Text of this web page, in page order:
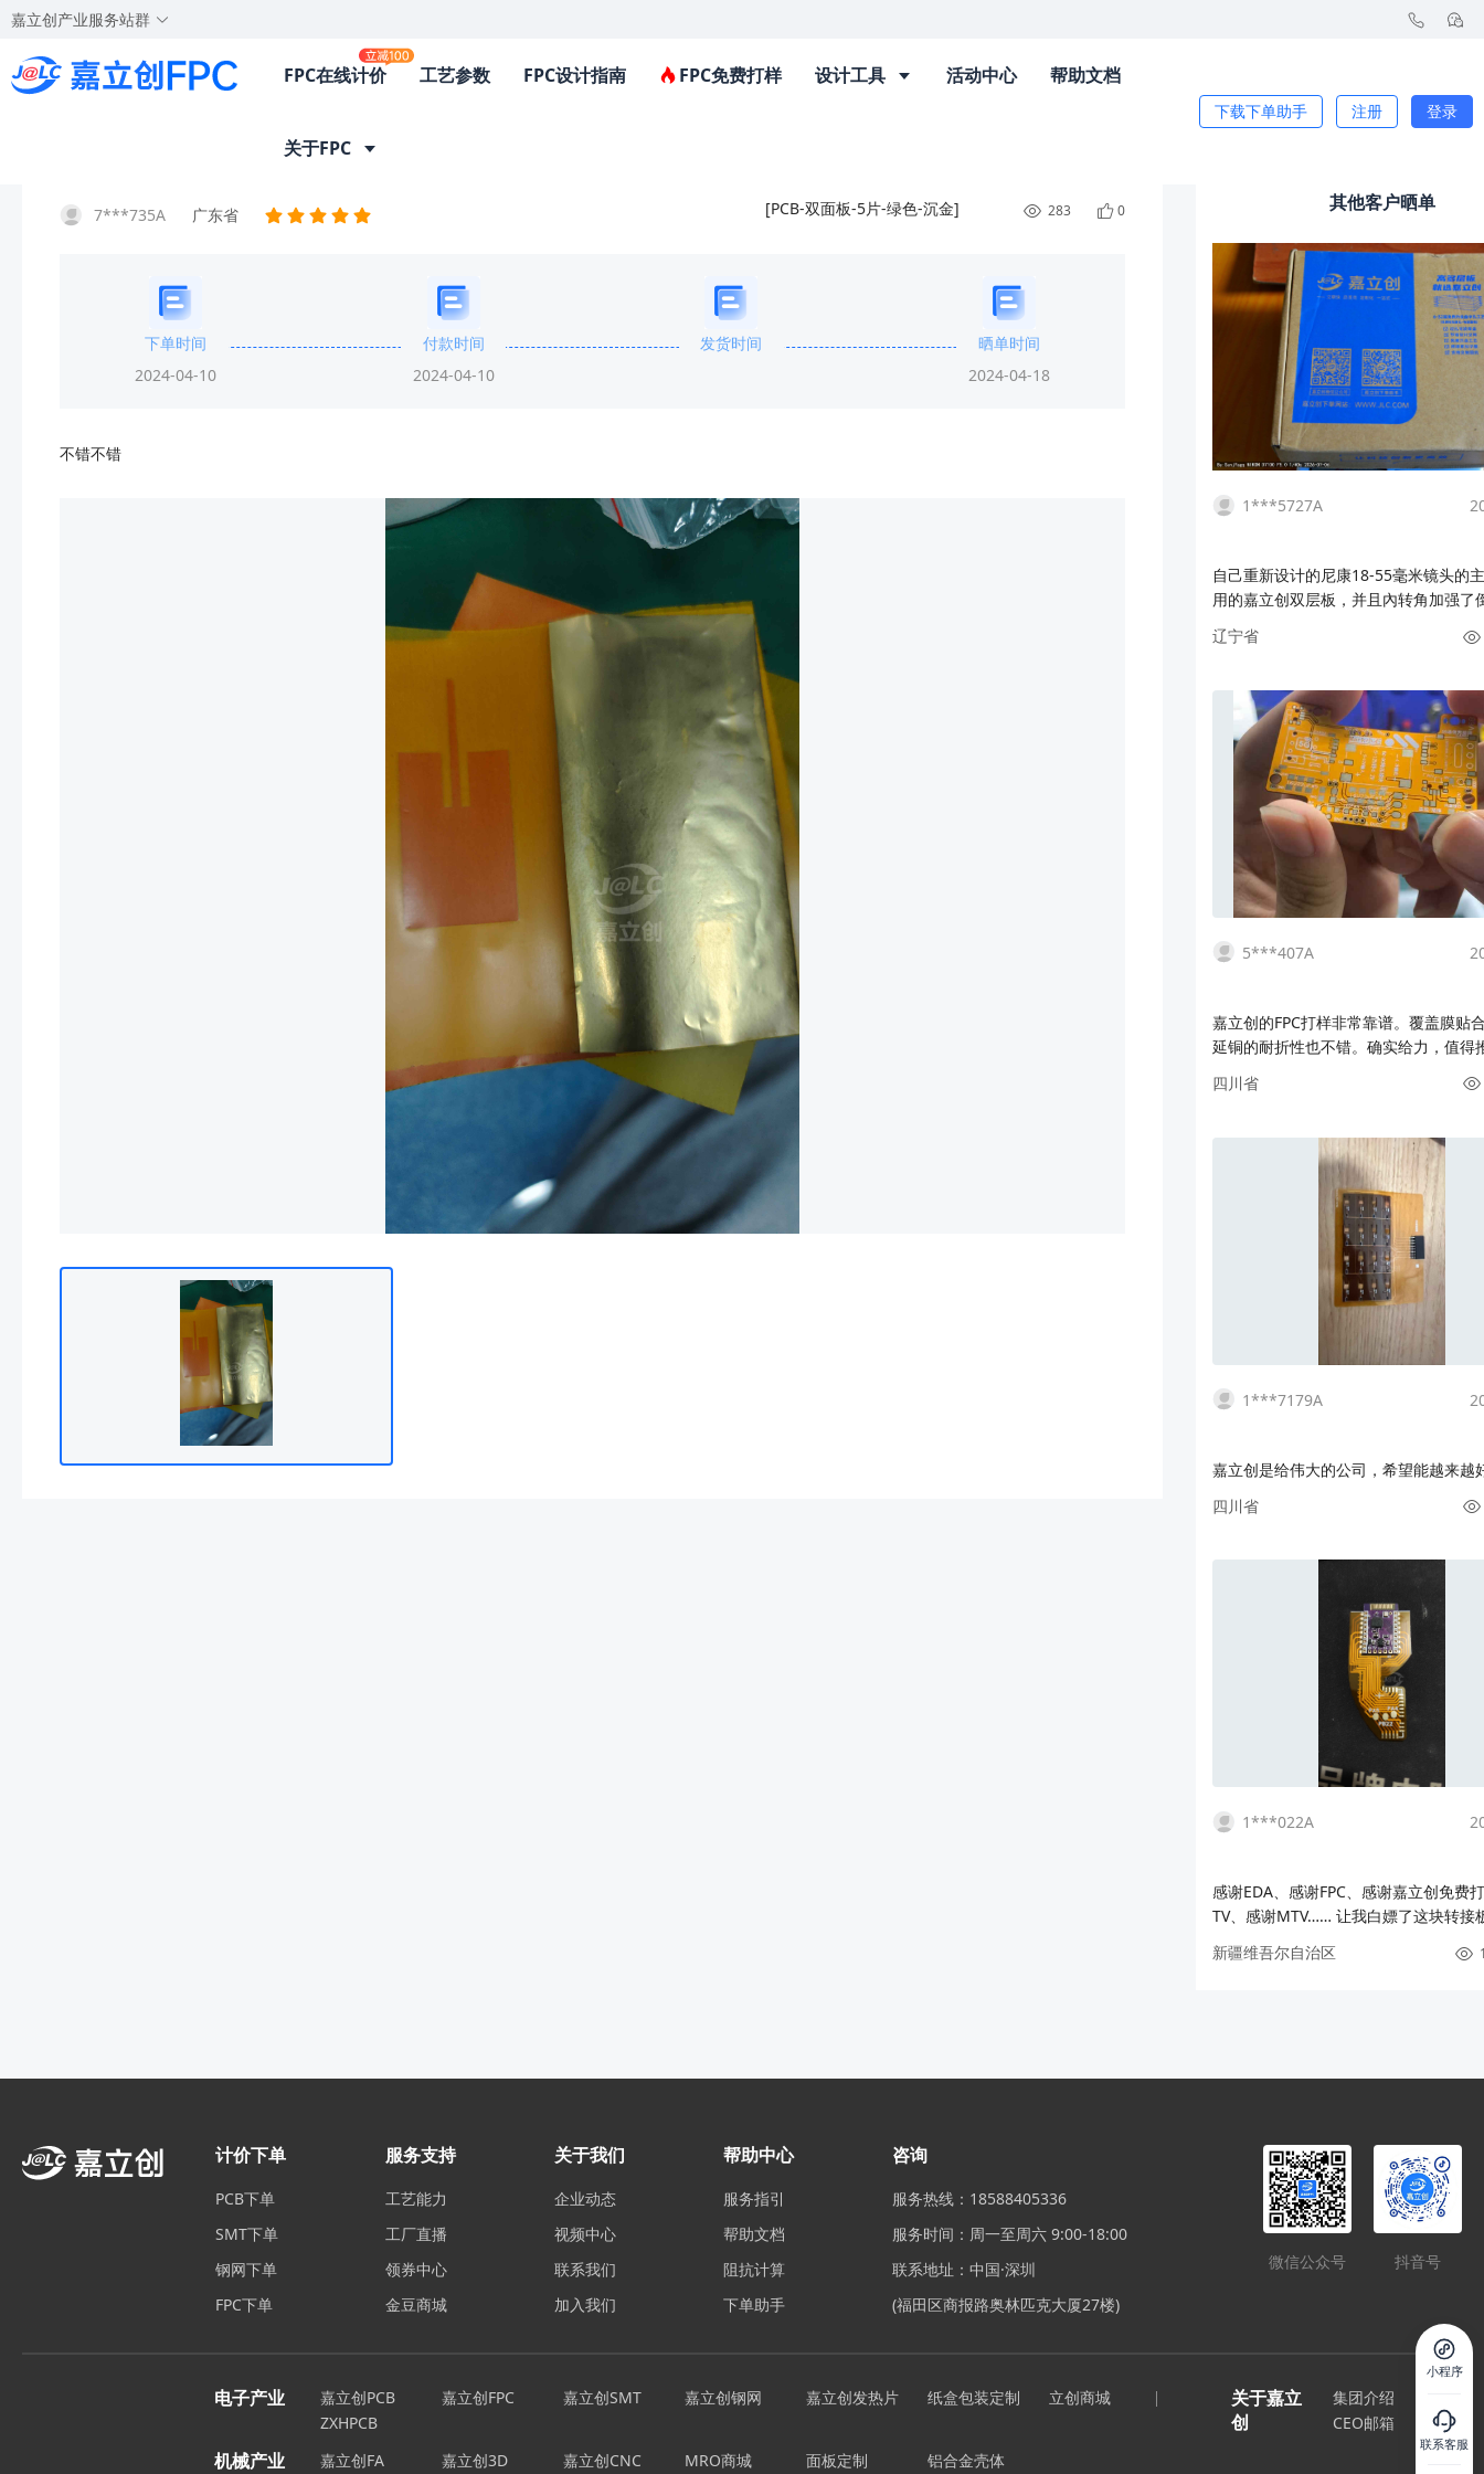
嘉立创产业服务站群
FPC在线计价 工艺参数 FPC设计指南 FPC免费打样 设计工具 活动中心 帮助文档
关于FPC
下载下单助手 注册 登录
小程序
联系客服
7***735A 广东省 [PCB-双面板-5片-绿色-沉金] 283 0
下单时间
2024-04-10
付款时间
2024-04-10
发货时间
晒单时间
2024-04-18
不错不错
其他客户晒单
1***5727A
自己重新设计的尼康18-55毫米镜头的
用的嘉立创双层板，并且內转角加强了
原装的"易撕贴"好多了，嘉立创的FPC
错，很多以前想做但做不了的设计都变
的缺点就是内部的电器和排线太脆，重
线后明显改善。仿真图已分享，有需要
的，我有时间争取发嘉立创开源平台上
打算设计更多排线。
辽宁省
5***407A
嘉立创的FPC打样非常靠谱。覆盖膜贴
延铜的耐折性也不错。确实给力，值得
四川省
1***7179A
嘉立创是给伟大的公司，希望能越来越
四川省
1***022A
感谢EDA、感谢FPC、感谢嘉立创免费
TV、感谢MTV…… 让我白嫖了这块转接
掉了乱七八遭的飞线，治好了多年的强
前手上还有好些，买过某宝上12块包邮
新疆维吾尔自治区
计价下单
PCB下单
SMT下单
钢网下单
FPC下单
服务支持
工艺能力
工厂直播
领券中心
金豆商城
关于我们
企业动态
视频中心
联系我们
加入我们
帮助中心
服务指引
帮助文档
阻抗计算
下单助手
咨询
服务热线：18588405336
服务时间：周一至周六 9:00-18:00
联系地址：中国·深圳
(福田区商报路奥林匹克大厦27楼)
微信公众号 抖音号
电子产业 嘉立创PCB 嘉立创FPC 嘉立创SMT 嘉立创钢网 嘉立创发热片 纸盒包装定制
立创商城
ZXHPCB
关于嘉立
创
集团介绍
CEO邮箱
机械产业 嘉立创FA 嘉立创3D 嘉立创CNC MRO商城 面板定制 铝合金壳体